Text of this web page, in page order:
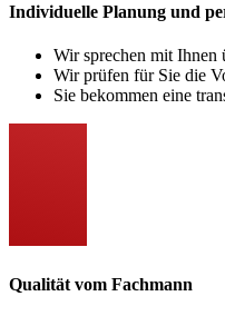
Individuelle Planung und
Wir sprechen mit Ihnen
Wir prüfen für Sie die
Sie bekommen eine
Qualität vom Fachmann